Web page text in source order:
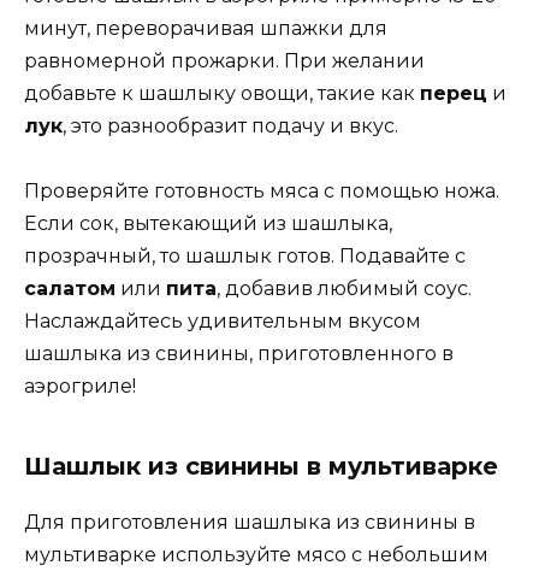
минут, переворачивая шпажки для
равномерной прожарки. При желании
добавьте к шашлыку овощи, такие как перец и
лук, это разнообразит подачу и вкус.
Проверяйте готовность мяса с помощью ножа.
Если сок, вытекающий из шашлыка,
прозрачный, то шашлык готов. Подавайте с
салатом или пита, добавив любимый соус.
Наслаждайтесь удивительным вкусом
шашлыка из свинины, приготовленного в
аэрогриле!
Шашлык из свинины в мультиварке
Для приготовления шашлыка из свинины в
мультиварке используйте мясо с небольшим